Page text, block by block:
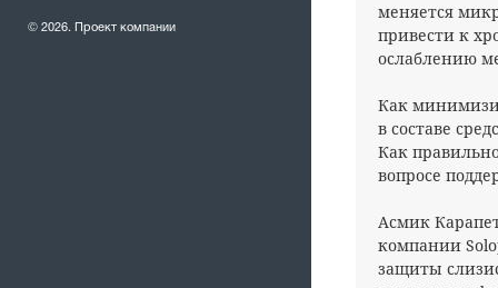
© 2026. Проект компании
меняется
привести к
ослаблению
Как
в составе
Как
вопросе
Асмик
компании
защиты